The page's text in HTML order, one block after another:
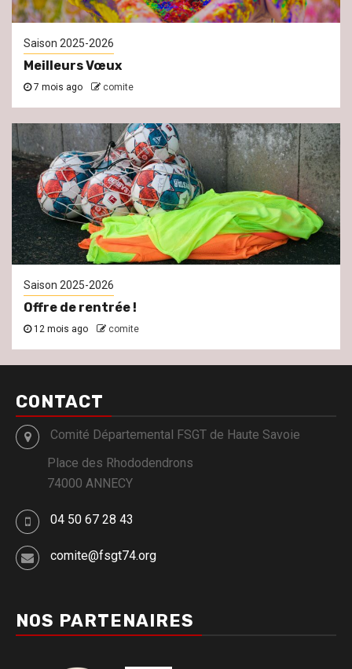
Saison 2025-2026
Meilleurs Vœux
7 mois ago comite
Saison 2025-2026
Offre de rentrée !
12 mois ago comite
CONTACT
Comité Départemental FSGT de Haute Savoie
Place des Rhododendrons
74000 ANNECY
04 50 67 28 43
comite@fsgt74.org
NOS PARTENAIRES